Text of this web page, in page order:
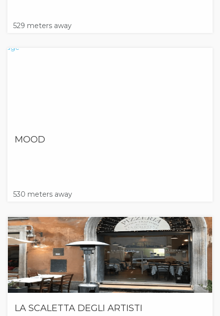
529 meters away
MOOD
530 meters away
LA SCALETTA DEGLI ARTISTI